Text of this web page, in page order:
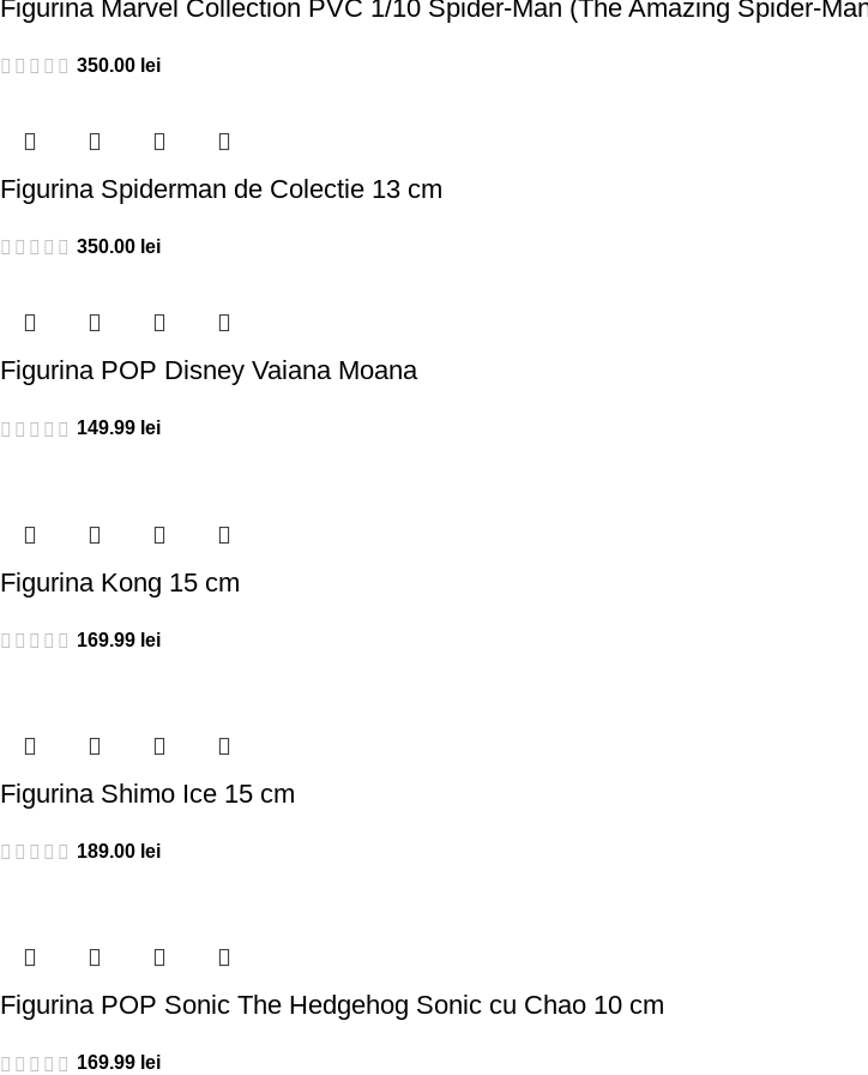
Figurina Marvel Collection PVC 1/10 Spider-Man (The Amazing Spider-
350.00 lei
Figurina Spiderman de Colectie 13 cm
350.00 lei
Figurina POP Disney Vaiana Moana
149.99 lei
Figurina Kong 15 cm
169.99 lei
Figurina Shimo Ice 15 cm
189.00 lei
Figurina POP Sonic The Hedgehog Sonic cu Chao 10 cm
169.99 lei